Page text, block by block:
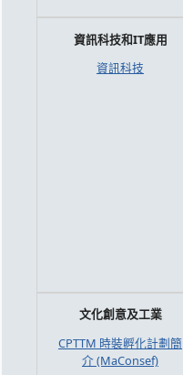
資訊科技和IT應用
資訊科技
文化創意及工業
CPTTM 時裝孵化計劃簡
介 (MaConsef)